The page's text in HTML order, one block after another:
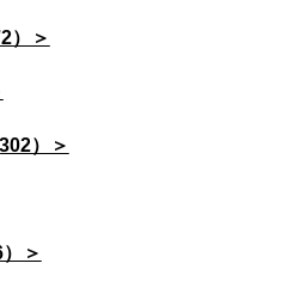
）＞
）＞
＞